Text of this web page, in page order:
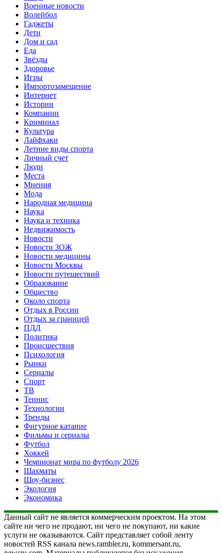
Военные новости
Волейбол
Гаджеты
Дети
Дом и сад
Еда
Звёзды
Здоровье
Игры
Импортозамещение
Интернет
Истории
Компании
Криминал
Культура
Лайфхаки
Летние виды спорта
Личный счет
Люди
Места
Мнения
Мода
Народная медицина
Наука
Наука и техника
Недвижимость
Новости
Новости ЗОЖ
Новости медицины
Новости Москвы
Новости путешествий
Образование
Общество
Около спорта
Отдых в России
Отдых за границей
ПДД
Политика
Происшествия
Психология
Рынки
Сериалы
Спорт
ТВ
Теннис
Технологии
Тренды
Фигурное катание
Фильмы и сериалы
Футбол
Хоккей
Чемпионат мира по футболу 2026
Шахматы
Шоу-бизнес
Экология
Экономика
Данный сайт не является коммерческим проектом. На этом
сайте ни чего не продают, ни чего не покупают, ни какие
услуги не оказываются. Сайт представляет собой ленту
новостей RSS канала news.rambler.ru, kommersant.ru,